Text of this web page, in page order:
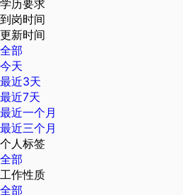
学历要求
到岗时间
更新时间
全部
今天
最近3天
最近7天
最近一个月
最近三个月
个人标签
全部
工作性质
全部